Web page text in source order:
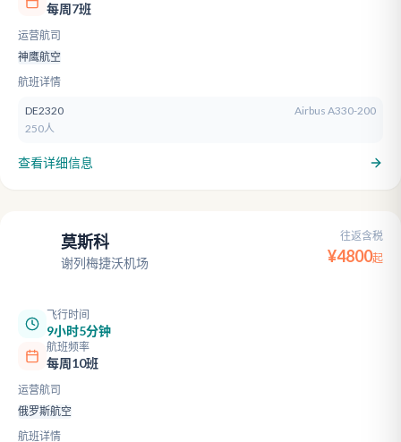
每周7班
运营航司
神鹰航空
航班详情
DE2320
Airbus A330-200
250人
查看详细信息
莫斯科
谢列梅捷沃机场
往返含税
¥4800起
飞行时间
9小时5分钟
航班频率
每周10班
运营航司
俄罗斯航空
航班详情